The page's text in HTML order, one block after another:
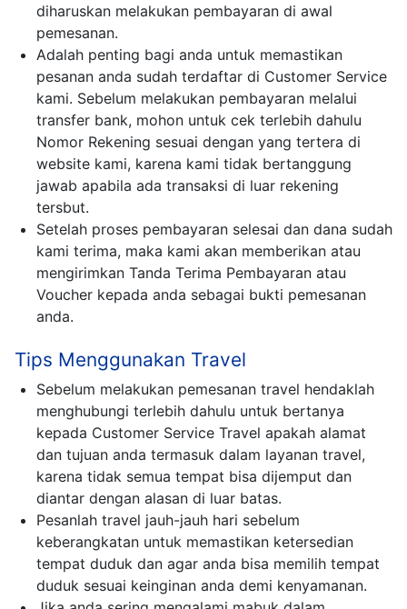
diharuskan melakukan pembayaran di awal
pemesanan.
Adalah penting bagi anda untuk memastikan
pesanan anda sudah terdaftar di Customer Service
kami. Sebelum melakukan pembayaran melalui
transfer bank, mohon untuk cek terlebih dahulu
Nomor Rekening sesuai dengan yang tertera di
website kami, karena kami tidak bertanggung
jawab apabila ada transaksi di luar rekening
tersbut.
Setelah proses pembayaran selesai dan dana sudah
kami terima, maka kami akan memberikan atau
mengirimkan Tanda Terima Pembayaran atau
Voucher kepada anda sebagai bukti pemesanan
anda.
Tips Menggunakan Travel
Sebelum melakukan pemesanan travel hendaklah
menghubungi terlebih dahulu untuk bertanya
kepada Customer Service Travel apakah alamat
dan tujuan anda termasuk dalam layanan travel,
karena tidak semua tempat bisa dijemput dan
diantar dengan alasan di luar batas.
Pesanlah travel jauh-jauh hari sebelum
keberangkatan untuk memastikan ketersedian
tempat duduk dan agar anda bisa memilih tempat
duduk sesuai keinginan anda demi kenyamanan.